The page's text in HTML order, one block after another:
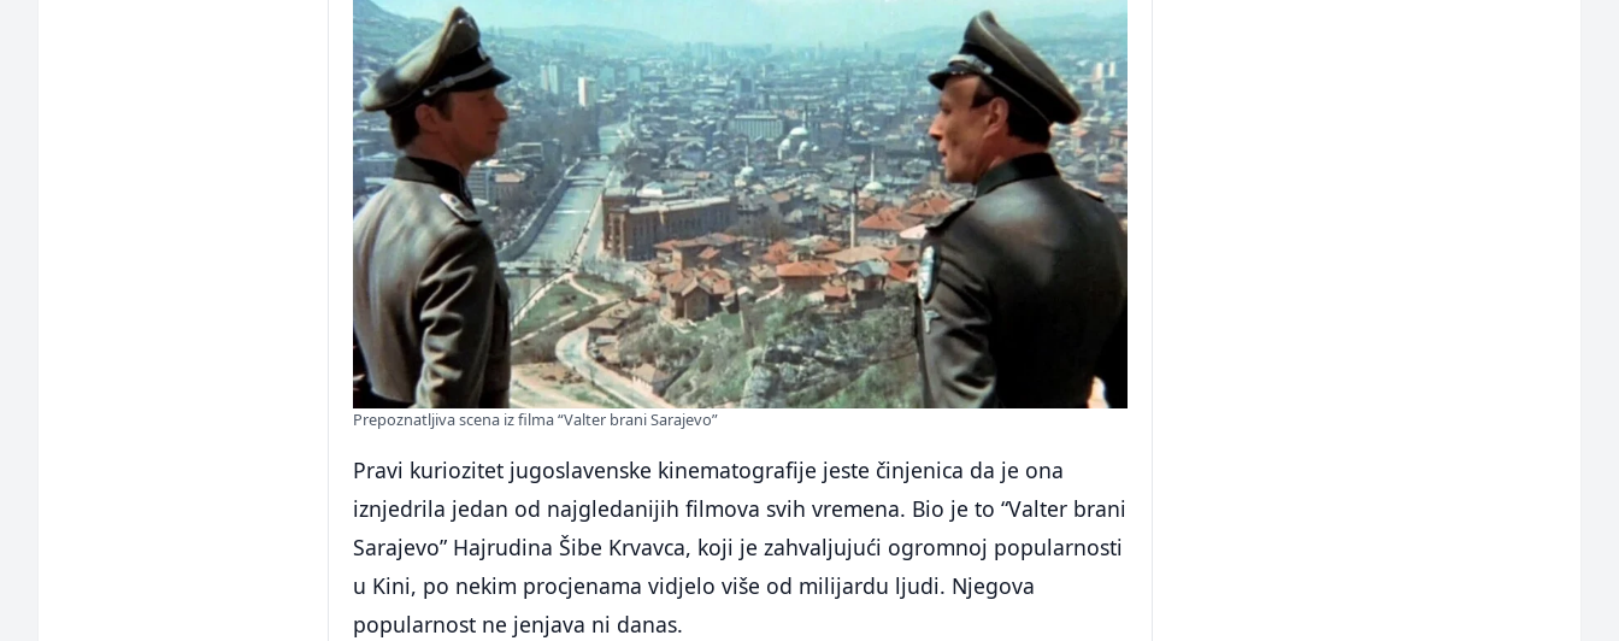
Prepoznatljiva scena iz filma “Valter brani Sarajevo”
Pravi kuriozitet jugoslavenske kinematografije jeste činjenica da je ona
iznjedrila jedan od najgledanijih filmova svih vremena. Bio je to “Valter brani
Sarajevo” Hajrudina Šibe Krvavca, koji je zahvaljujući ogromnoj popularnosti
u Kini, po nekim procjenama vidjelo više od milijardu ljudi. Njegova
popularnost ne jenjava ni danas.